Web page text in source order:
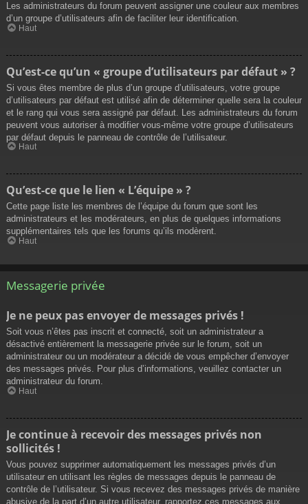
Les administrateurs du forum peuvent assigner une couleur aux membres
d’un groupe d’utilisateurs afin de faciliter leur identification.
Haut
Qu’est-ce qu’un « groupe d’utilisateurs par défaut » ?
Si vous êtes membre de plus d’un groupe d’utilisateurs, votre groupe
d’utilisateurs par défaut est utilisé afin de déterminer quelle sera la couleur
et le rang qui vous sera assigné par défaut. Les administrateurs du forum
peuvent vous autoriser à modifier vous-même votre groupe d’utilisateurs
par défaut depuis le panneau de contrôle de l’utilisateur.
Haut
Qu’est-ce que le lien « L’équipe » ?
Cette page liste les membres de l’équipe du forum que sont les
administrateurs et les modérateurs, en plus de quelques informations
supplémentaires tels que les forums qu’ils modèrent.
Haut
Messagerie privée
Je ne peux pas envoyer de messages privés !
Soit vous n’êtes pas inscrit et connecté, soit un administrateur a
désactivé entièrement la messagerie privée sur le forum, soit un
administrateur ou un modérateur a décidé de vous empêcher d’envoyer
des messages privés. Pour plus d’informations, veuillez contacter un
administrateur du forum.
Haut
Je continue à recevoir des messages privés non
sollicités !
Vous pouvez supprimer automatiquement les messages privés d’un
utilisateur en utilisant les règles de messages depuis le panneau de
contrôle de l’utilisateur. Si vous recevez des messages privés de manière
abusive de la part d’un autre utilisateur, rapportez ces messages aux